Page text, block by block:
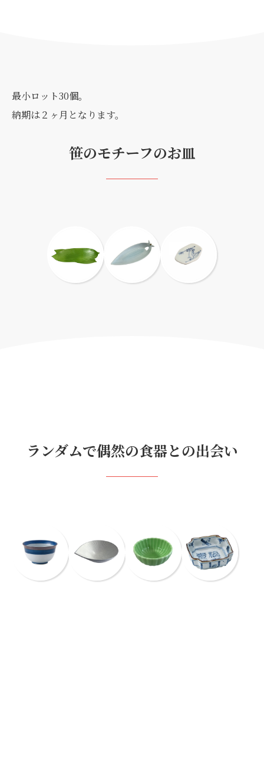
最小ロット30個。
納期は２ヶ月となります。
笹のモチーフのお皿
ランダムで偶然の食器との出会い